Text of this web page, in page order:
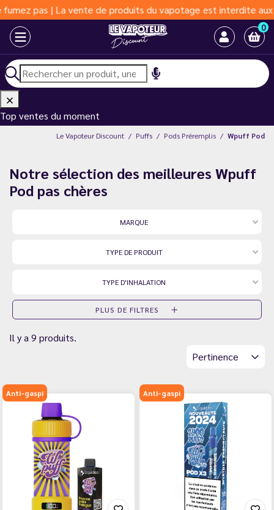
produits du vapotage est interdite aux moins de 18 ans |
0
Top ventes du moment
Le Vapoteur Discount Puffs Pods Préremplis Wpuff Pod
Notre sélection des meilleures Wpuff
Pod pas chères
MARQUE
TYPE DE PRODUIT
TYPE D'INHALATION
PLUS DE FILTRES
Il y a 9 produits.
Pertinence
Anti-gaspi Anti-gaspi